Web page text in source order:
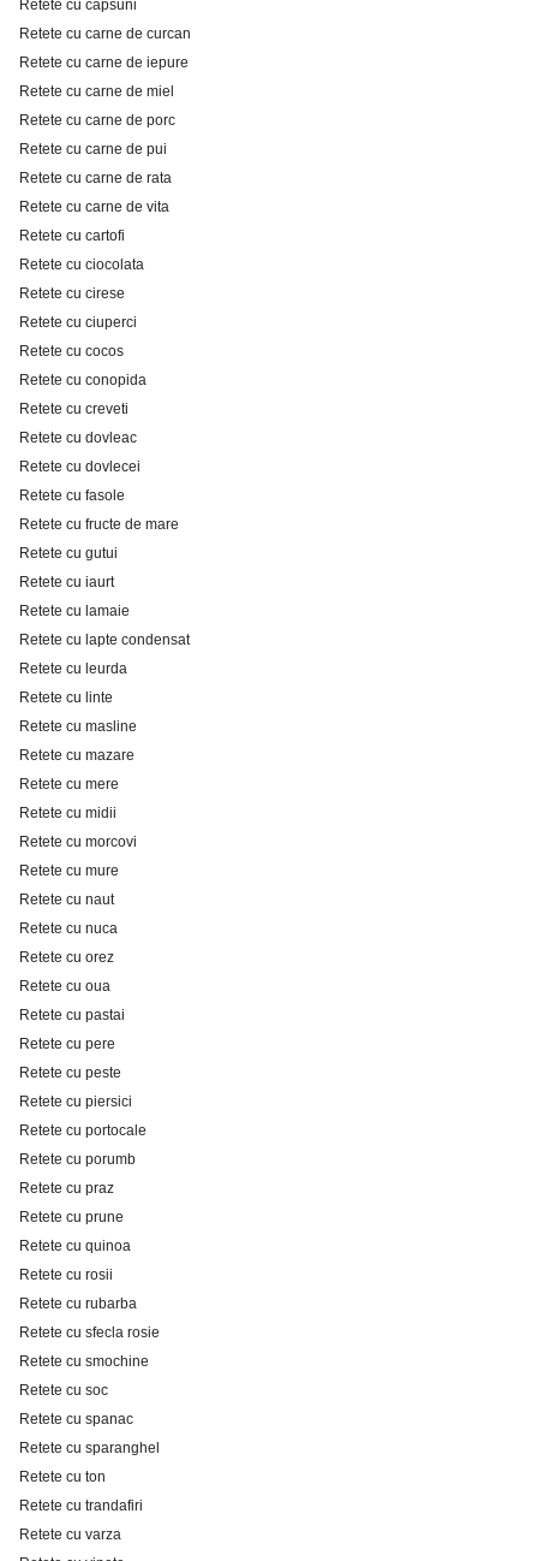
Retete cu capsuni
Retete cu carne de curcan
Retete cu carne de iepure
Retete cu carne de miel
Retete cu carne de porc
Retete cu carne de pui
Retete cu carne de rata
Retete cu carne de vita
Retete cu cartofi
Retete cu ciocolata
Retete cu cirese
Retete cu ciuperci
Retete cu cocos
Retete cu conopida
Retete cu creveti
Retete cu dovleac
Retete cu dovlecei
Retete cu fasole
Retete cu fructe de mare
Retete cu gutui
Retete cu iaurt
Retete cu lamaie
Retete cu lapte condensat
Retete cu leurda
Retete cu linte
Retete cu masline
Retete cu mazare
Retete cu mere
Retete cu midii
Retete cu morcovi
Retete cu mure
Retete cu naut
Retete cu nuca
Retete cu orez
Retete cu oua
Retete cu pastai
Retete cu pere
Retete cu peste
Retete cu piersici
Retete cu portocale
Retete cu porumb
Retete cu praz
Retete cu prune
Retete cu quinoa
Retete cu rosii
Retete cu rubarba
Retete cu sfecla rosie
Retete cu smochine
Retete cu soc
Retete cu spanac
Retete cu sparanghel
Retete cu ton
Retete cu trandafiri
Retete cu varza